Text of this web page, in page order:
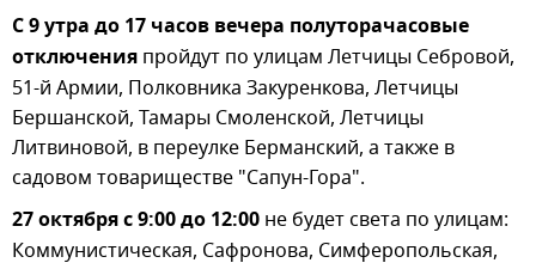
С 9 утра до 17 часов вечера полуторачасовые
отключения пройдут по улицам Летчицы Себровой,
51-й Армии, Полковника Закуренкова, Летчицы
Бершанской, Тамары Смоленской, Летчицы
Литвиновой, в переулке Берманский, а также в
садовом товариществе "Сапун-Гора".
27 октября с 9:00 до 12:00 не будет света по улицам:
Коммунистическая, Сафронова, Симферопольская,